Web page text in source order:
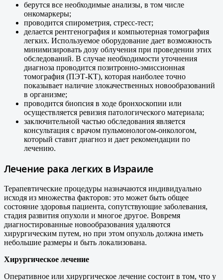
берутся все необходимые анализы, в том числе
онкомаркеры;
проводится спирометрия, стресс-тест;
делается рентгенография и компьютерная томография
легких. Используемое оборудование дает возможность
минимизировать дозу облучения при проведении этих
обследований. В случае необходимости уточнения
диагноза проводится позитронно-эмиссионная
томография (ПЭТ-КТ), которая наиболее точно
показывает наличие злокачественных новообразований
в организме;
проводится биопсия в ходе бронхоскопии или
осуществляется ревизия патологического материала;
заключительной частью обследования является
консультация с врачом пульмонологом-онкологом,
который ставит диагноз и дает рекомендации по
лечению.
Лечение рака легких в Израиле
Терапевтические процедуры назначаются индивидуально
исходя из множества факторов: это может быть общее
состояние здоровья пациента, сопутствующие заболевания,
стадия развития опухоли и многое другое. Вовремя
диагностированные новообразования удаляются
хирургическим путем, но при этом опухоль должна иметь
небольшие размеры и быть локализована.
Хирургическое лечение
Оперативное или хирургическое лечение состоит в том, что у